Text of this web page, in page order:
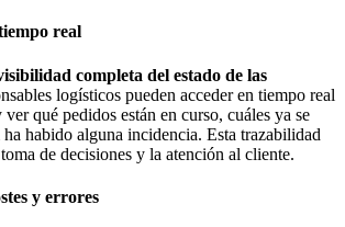
real
completa del estado de las
logísticos pueden acceder en tiempo real
qué pedidos están en curso, cuáles ya se
habido alguna incidencia. Esta trazabilidad
de decisiones y la atención al cliente.
y errores